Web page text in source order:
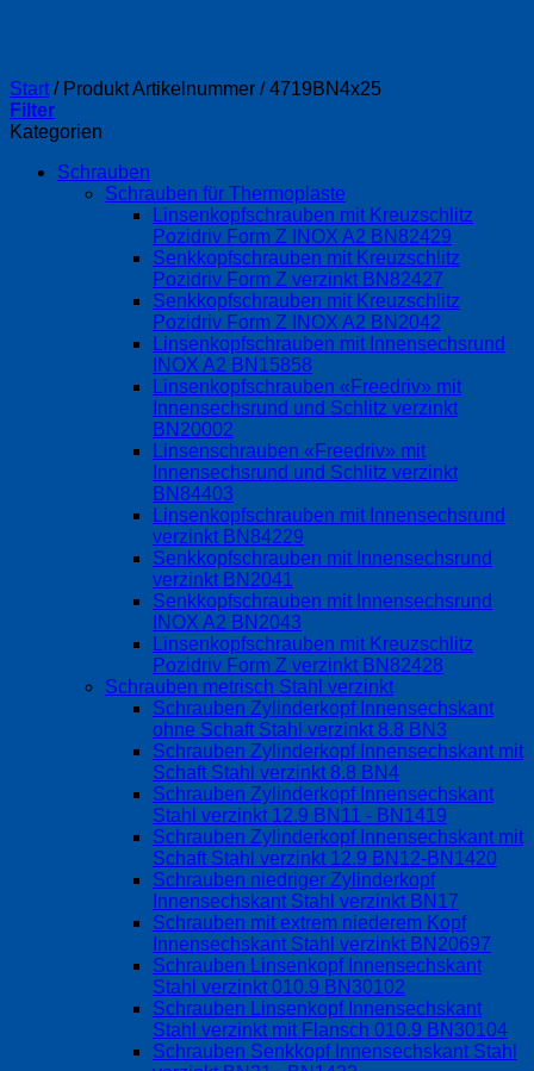
Start /Produkt Artikelnummer /4719BN4x25
Filter
Kategorien
Schrauben
Schrauben für Thermoplaste
Linsenkopfschrauben mit Kreuzschlitz
Pozidriv Form Z INOX A2 BN82429
Senkkopfschrauben mit Kreuzschlitz
Pozidriv Form Z verzinkt BN82427
Senkkopfschrauben mit Kreuzschlitz
Pozidriv Form Z INOX A2 BN2042
Linsenkopfschrauben mit Innensechsrund
INOX A2 BN15858
Linsenkopfschrauben «Freedriv» mit
Innensechsrund und Schlitz verzinkt
BN20002
Linsenschrauben «Freedriv» mit
Innensechsrund und Schlitz verzinkt
BN84403
Linsenkopfschrauben mit Innensechsrund
verzinkt BN84229
Senkkopfschrauben mit Innensechsrund
verzinkt BN2041
Senkkopfschrauben mit Innensechsrund
INOX A2 BN2043
Linsenkopfschrauben mit Kreuzschlitz
Pozidriv Form Z verzinkt BN82428
Schrauben metrisch Stahl verzinkt
Schrauben Zylinderkopf Innensechskant
ohne Schaft Stahl verzinkt 8.8 BN3
Schrauben Zylinderkopf Innensechskant mit
Schaft Stahl verzinkt 8.8 BN4
Schrauben Zylinderkopf Innensechskant
Stahl verzinkt 12.9 BN11 - BN1419
Schrauben Zylinderkopf Innensechskant mit
Schaft Stahl verzinkt 12.9 BN12-BN1420
Schrauben niedriger Zylinderkopf
Innensechskant Stahl verzinkt BN17
Schrauben mit extrem niederem Kopf
Innensechskant Stahl verzinkt BN20697
Schrauben Linsenkopf Innensechskant
Stahl verzinkt 010.9 BN30102
Schrauben Linsenkopf Innensechskant
Stahl verzinkt mit Flansch 010.9 BN30104
Schrauben Senkkopf Innensechskant Stahl